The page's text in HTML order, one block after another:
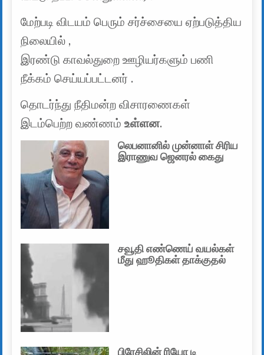
மேற்படி விடயம் பெரும் சர்ச்சையை ஏற்படுத்திய
நிலையில் ,
இரண்டு காவல்துறை ஊழியர்களும் பணி
நீக்கம் செய்யப்பட்டனர் .
தொடர்ந்து நீதிமன்ற விசாரணைகள்
இடம்பெற்ற வண்ணம்உள்ளன.
லெபனானில் முன்னாள் சிரிய
இராணுவ ஜெனரல் கைது
சவூதி எண்ணெய் வயல்கள்
மீது ஹூதிகள் தாக்குதல்
பிரேசிலின் ரியோ டி